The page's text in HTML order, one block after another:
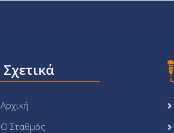
Σχετικά
Αρχική
Ο Σταθμός